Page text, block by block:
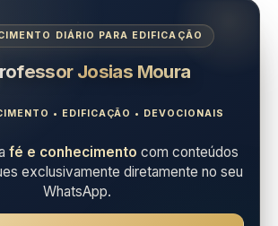
DIÁRIO PARA EDIFICAÇÃO
Josias Moura
• EDIFICAÇÃO • DEVOCIONAIS
fé e conhecimento com conteúdos
exclusivamente diretamente no seu
WhatsApp.